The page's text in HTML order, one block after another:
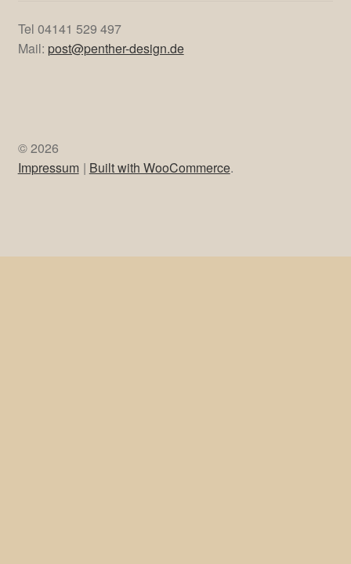
Tel 04141 529 497
Mail: post@penther-design.de
© 2026
Impressum
Built with WooCommerce.